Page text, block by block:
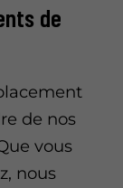
de
de nos
vous
nous